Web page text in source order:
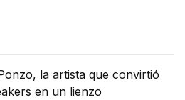
la artista que convirtió
en un lienzo